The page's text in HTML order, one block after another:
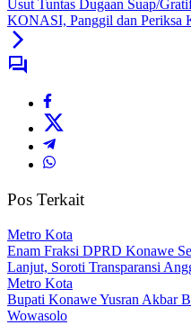
Usut Tuntas Dugaan Suap/
KONASI, Panggil dan Periksa
Pos Terkait
Metro Kota
Enam Fraksi DPRD Konawe
Lanjut, Soroti Transparansi
Metro Kota
Bupati Konawe Yusran Akbar
Wowasolo